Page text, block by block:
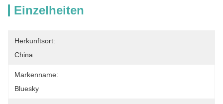
Einzelheiten
Herkunftsort:
China
Markenname:
Bluesky